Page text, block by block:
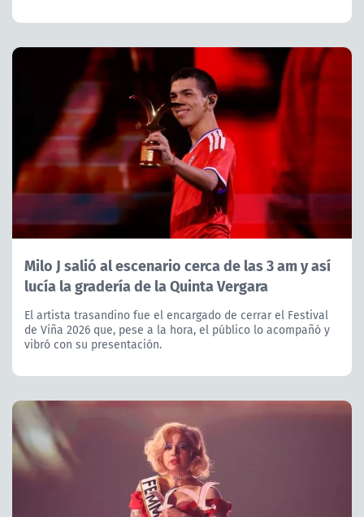
Milo J salió al escenario cerca de las 3 am y así
lucía la gradería de la Quinta Vergara
El artista trasandino fue el encargado de cerrar el Festival
de Viña 2026 que, pese a la hora, el público lo acompañó y
vibró con su presentación.